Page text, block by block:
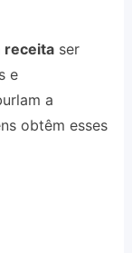
receitaser
e
a
obtêm esses